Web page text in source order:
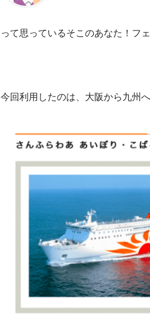
って思っているそこのあなた！フ
今回利用したのは、大阪から九州